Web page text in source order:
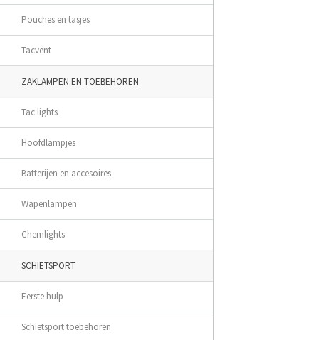
Pouches en tasjes
Tacvent
ZAKLAMPEN EN TOEBEHOREN
Tac lights
Hoofdlampjes
Batterijen en accesoires
Wapenlampen
Chemlights
SCHIETSPORT
Eerste hulp
Schietsport toebehoren